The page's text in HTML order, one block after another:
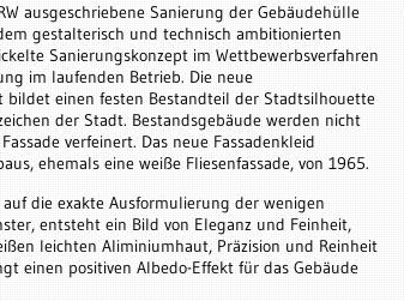
ausgeschriebene Sanierung der Gebäudehülle
gestalterisch und technisch ambitionierten
Sanierungskonzept im Wettbewerbsverfahren
im laufenden Betrieb. Die neue
bildet einen festen Bestandteil der Stadtsilhouette
der Stadt. Bestandsgebäude werden nicht
verfeinert. Das neue Fassadenkleid
ehemals eine weiße Fliesenfassade, von 1965.
die exakte Ausformulierung der wenigen
entsteht ein Bild von Eleganz und Feinheit,
leichten Aliminiumhaut, Präzision und Reinheit
einen positiven Albedo-Effekt für das Gebäude